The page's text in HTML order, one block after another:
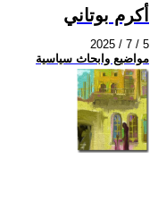
أكرم بوتاني
2025 / 7 / 5
مواضيع وابحاث سياسية